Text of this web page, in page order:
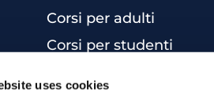
uses cookies
Corsi per adulti
Corsi per studenti